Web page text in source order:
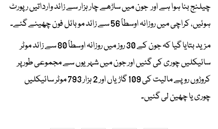
چیلنج بنا ہوا ہے اور جون میں ساڑھے چار ہزار سے زائد وارداتیں رپورٹ
ہوئیں، کراچی میں روزانہ اوسطاً 56 سے زائد موبائل فون چھینے گئے۔
مزید بتایا گیا کہ جون کے 30 روز میں روزانہ اوسطاً 80 سے زائد موٹر
سائیکلیں چوری کی گئیں اور جون میں شہریوں سے مجموعی طور پر
کروڑوں روپے مالیت کی 109 گاڑیاں اور 2 ہزار 793 موٹر سائیکلیں
چوری یا چھین لی گئیں۔